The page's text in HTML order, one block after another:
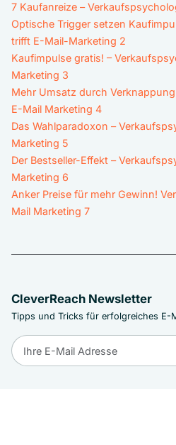
7 Kaufanreize –
Optische Trigger setzen
trifft E-Mail-Marketing 2
Kaufimpulse gratis! –
Marketing 3
Mehr Umsatz durch
E-Mail Marketing 4
Das Wahlparadoxon –
Marketing 5
Der Bestseller-Effekt –
Marketing 6
Anker Preise für mehr Gewinn!
Mail Marketing 7
CleverReach Newsletter
Tipps und Tricks für erfolgreiches E-